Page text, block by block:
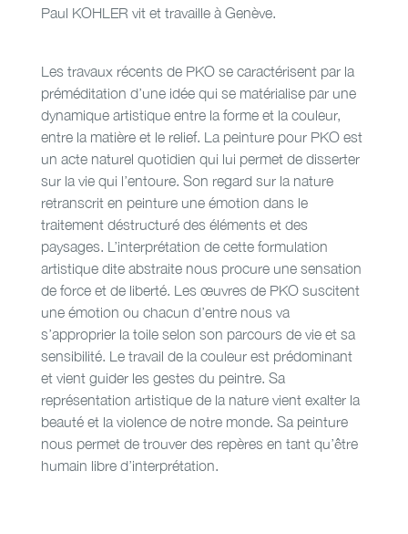
Paul KOHLER vit et travaille à Genève.
Les travaux récents de PKO se caractérisent par la
préméditation d’une idée qui se matérialise par une
dynamique artistique entre la forme et la couleur,
entre la matière et le relief. La peinture pour PKO est
un acte naturel quotidien qui lui permet de disserter
sur la vie qui l’entoure. Son regard sur la nature
retranscrit en peinture une émotion dans le
traitement déstructuré des éléments et des
paysages. L’interprétation de cette formulation
artistique dite abstraite nous procure une sensation
de force et de liberté. Les œuvres de PKO suscitent
une émotion ou chacun d’entre nous va
s’approprier la toile selon son parcours de vie et sa
sensibilité. Le travail de la couleur est prédominant
et vient guider les gestes du peintre. Sa
représentation artistique de la nature vient exalter la
beauté et la violence de notre monde. Sa peinture
nous permet de trouver des repères en tant qu’être
humain libre d’interprétation.